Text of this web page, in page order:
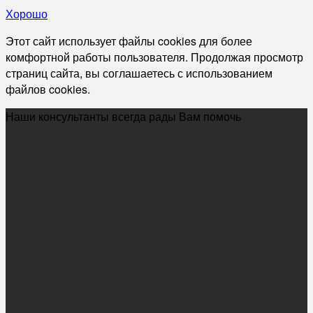
Хорошо
Этот сайт использует файлы cookies для более
комфортной работы пользователя. Продолжая просмотр
страниц сайта, вы соглашаетесь с использованием
файлов cookies.
Наши консультанты всегда рады Вам помочь